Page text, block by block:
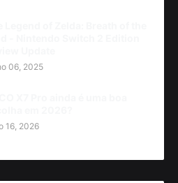
06, 2025
16, 2026